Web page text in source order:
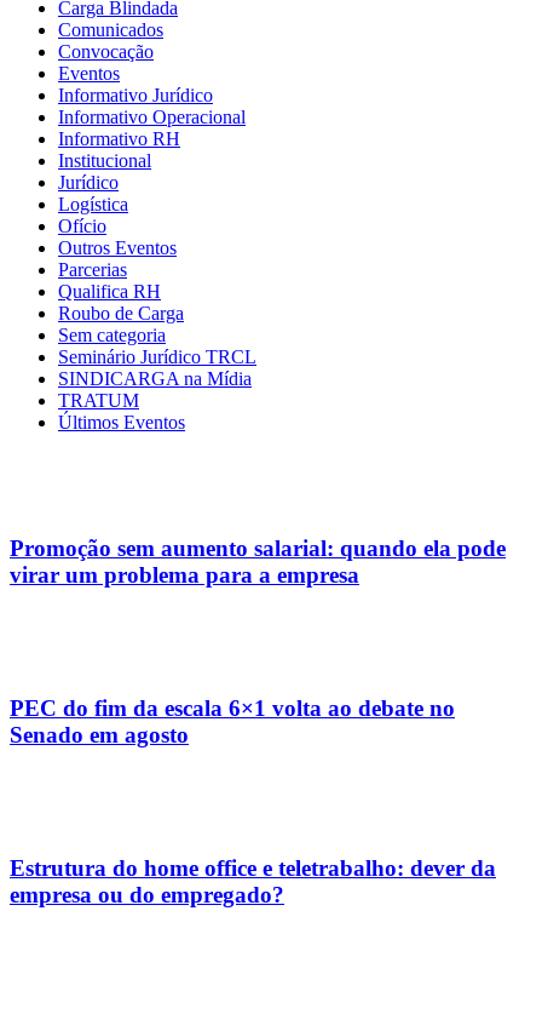
Carga Blindada
Comunicados
Convocação
Eventos
Informativo Jurídico
Informativo Operacional
Informativo RH
Institucional
Jurídico
Logística
Ofício
Outros Eventos
Parcerias
Qualifica RH
Roubo de Carga
Sem categoria
Seminário Jurídico TRCL
SINDICARGA na Mídia
TRATUM
Últimos Eventos
Promoção sem aumento salarial: quando ela pode
virar um problema para a empresa
PEC do fim da escala 6×1 volta ao debate no
Senado em agosto
Estrutura do home office e teletrabalho: dever da
empresa ou do empregado?